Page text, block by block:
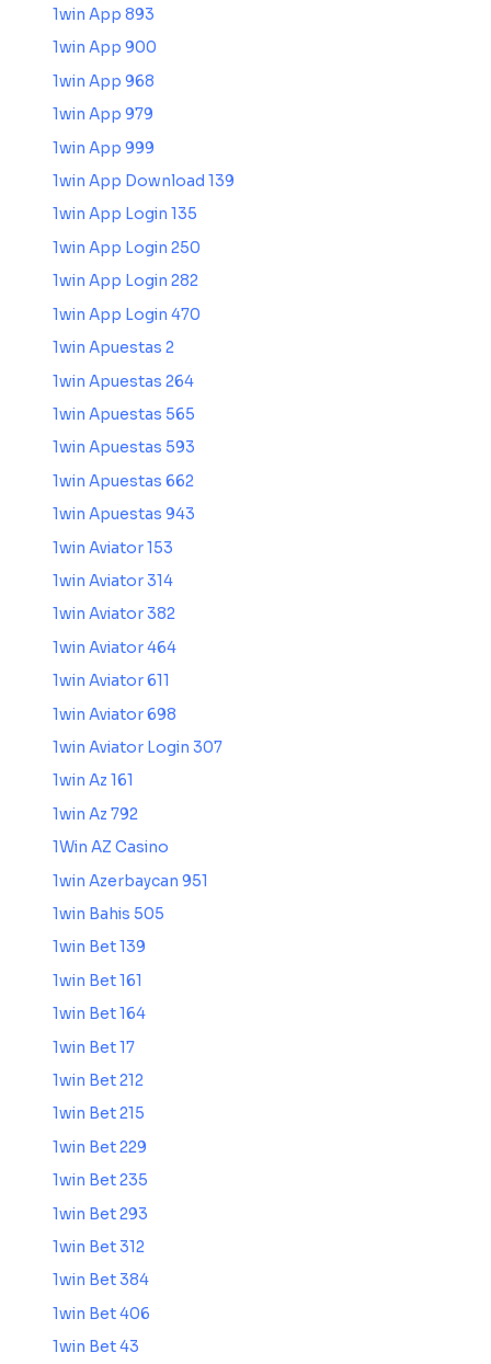
1win App 893
1win App 900
1win App 968
1win App 979
1win App 999
1win App Download 139
1win App Login 135
1win App Login 250
1win App Login 282
1win App Login 470
1win Apuestas 2
1win Apuestas 264
1win Apuestas 565
1win Apuestas 593
1win Apuestas 662
1win Apuestas 943
1win Aviator 153
1win Aviator 314
1win Aviator 382
1win Aviator 464
1win Aviator 611
1win Aviator 698
1win Aviator Login 307
1win Az 161
1win Az 792
1Win AZ Casino
1win Azerbaycan 951
1win Bahis 505
1win Bet 139
1win Bet 161
1win Bet 164
1win Bet 17
1win Bet 212
1win Bet 215
1win Bet 229
1win Bet 235
1win Bet 293
1win Bet 312
1win Bet 384
1win Bet 406
1win Bet 43